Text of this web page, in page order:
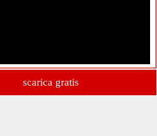
scarica gratis